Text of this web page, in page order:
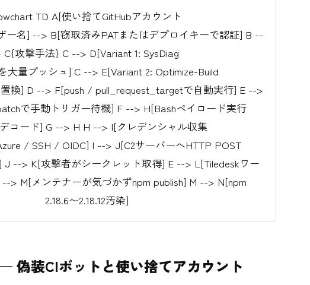
TD A[使い捨てGitHubアカウント
ー名] --> B[窃取済みPATまたはデプロイキーで認証] B --
C{攻撃手法} C --> D[Variant 1: SysDiag
大量プッシュ] C --> E[Variant 2: Optimize-Build
換] D --> F[push / pull_request_targetで自動実行] E -->
で手動トリガー待機] F --> H[Bashペイロード実行
コード] G --> H H --> I[クレデンシャル収集
/ SSH / OIDC] I --> J[C2サーバーへHTTP POST
J --> K[攻撃者がシークレット取得] E --> L[Tiledeskワー
> M[メンテナーが気づかずnpm publish] M --> N[npm
2.18.6〜2.18.12汚染]
偽装CIボットと使い捨てアカウント